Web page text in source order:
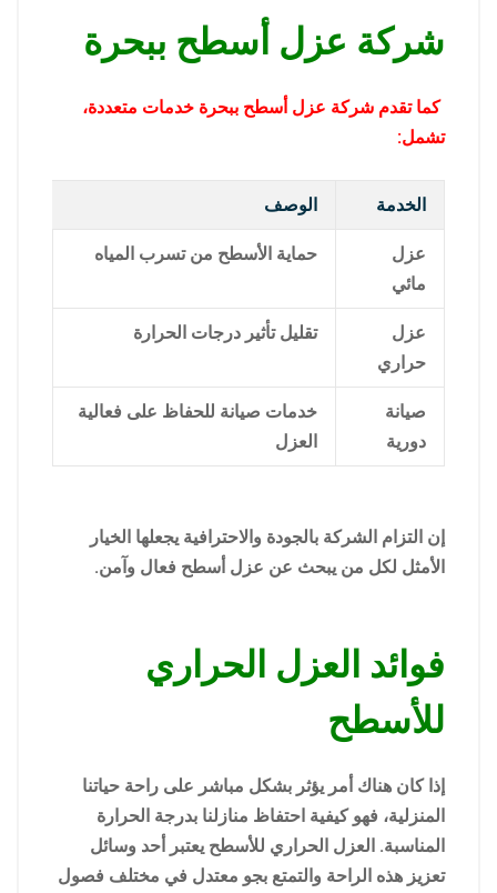
شركة عزل أسطح ببحرة
كما تقدم شركة عزل أسطح ببحرة خدمات متعددة،
تشمل:
الخدمة الوصف
عزل
مائي
حماية الأسطح من تسرب المياه
عزل
حراري
تقليل تأثير درجات الحرارة
صيانة
دورية
خدمات صيانة للحفاظ على فعالية
العزل
إن التزام الشركة بالجودة والاحترافية يجعلها الخيار
الأمثل لكل من يبحث عن عزل أسطح فعال وآمن.
فوائد العزل الحراري
للأسطح
إذا كان هناك أمر يؤثر بشكل مباشر على راحة حياتنا
المنزلية، فهو كيفية احتفاظ منازلنا بدرجة الحرارة
المناسبة. العزل الحراري للأسطح يعتبر أحد وسائل
تعزيز هذه الراحة والتمتع بجو معتدل في مختلف فصول